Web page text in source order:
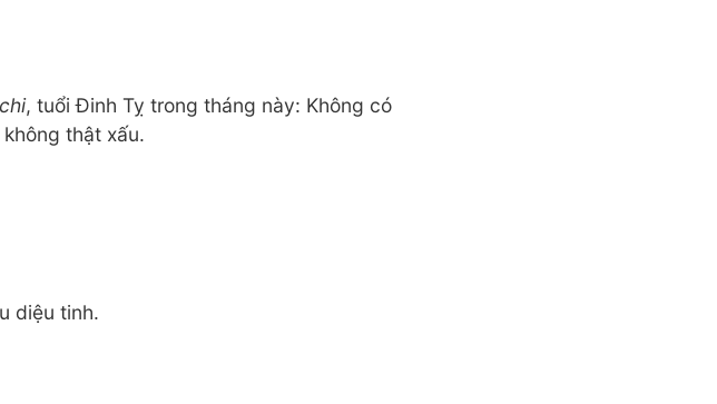
, tuổi Đinh Tỵ trong tháng này: Không có
thật xấu.
diệu tinh.